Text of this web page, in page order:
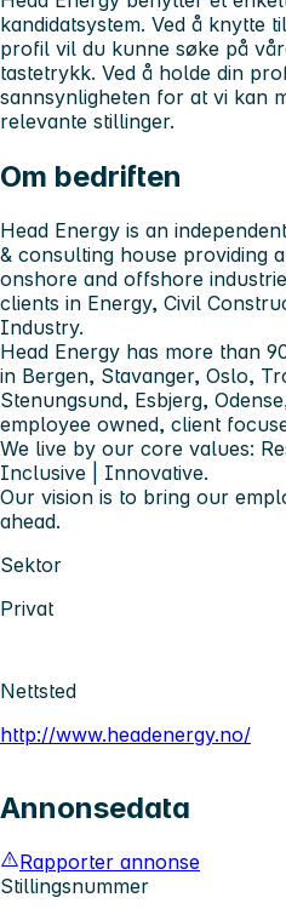
kandidatsystem. Ved å knytte
profil vil du kunne søke på
tastetrykk. Ved å holde din
sannsynligheten for at vi kan
relevante stillinger.
Om bedriften
Head Energy is an
& consulting house providing
onshore and offshore
clients in Energy, Civil
Industry.
Head Energy has more than
in Bergen, Stavanger, Oslo,
Stenungsund, Esbjerg,
employee owned, client
We live by our core values:
Inclusive | Innovative.
Our vision is to bring our
ahead.
Sektor
Privat
Nettsted
http://www.headenergy.no/
Annonsedata
Rapporter annonse
Stillingsnummer